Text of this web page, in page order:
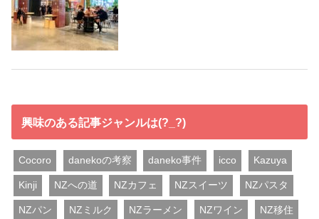
興味のある記事ジャンルは(?_?)
Cocoro danekoの考察 daneko事件 icco Kazuya
Kinji NZへの道 NZカフェ NZスイーツ NZパスタ
NZパン NZミルク NZラーメン NZワイン NZ移住